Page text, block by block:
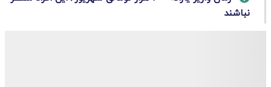
نباشند